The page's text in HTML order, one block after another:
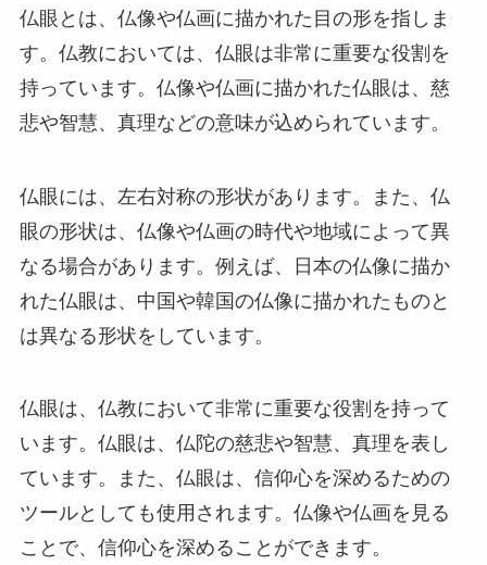
仏眼とは、仏像や仏画に描かれた目の形を指しま
す。仏教においては、仏眼は非常に重要な役割を
持っています。仏像や仏画に描かれた仏眼は、慈
悲や智慧、真理などの意味が込められています。
仏眼には、左右対称の形状があります。また、仏
眼の形状は、仏像や仏画の時代や地域によって異
なる場合があります。例えば、日本の仏像に描か
れた仏眼は、中国や韓国の仏像に描かれたものと
は異なる形状をしています。
仏眼は、仏教において非常に重要な役割を持って
います。仏眼は、仏陀の慈悲や智慧、真理を表し
ています。また、仏眼は、信仰心を深めるための
ツールとしても使用されます。仏像や仏画を見る
ことで、信仰心を深めることができます。